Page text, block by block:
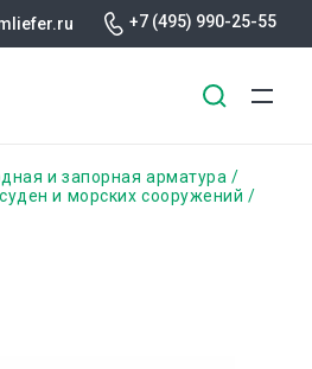
+7 (495) 990-25-55
и запорная арматура
и морских сооружений